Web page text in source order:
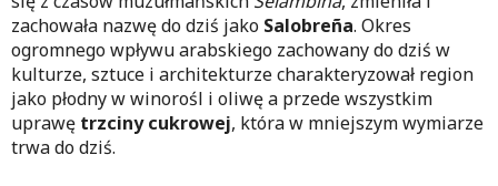
zachowała nazwę do dziś jako Salobreña. Okres
ogromnego wpływu arabskiego zachowany do dziś w
kulturze, sztuce i architekturze charakteryzował region
jako płodny w winorośl i oliwę a przede wszystkim
uprawę trzciny cukrowej, która w mniejszym wymiarze
trwa do dziś.